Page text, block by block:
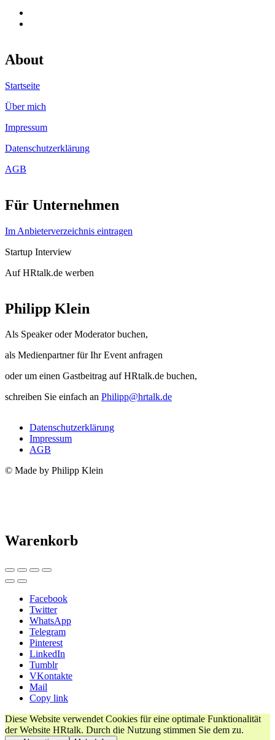
About
Startseite
Über mich
Impressum
Datenschutzerklärung
AGB
Für Unternehmen
Im Anbieterverzeichnis eintragen
Startup Interview
Auf HRtalk.de werben
Philipp Klein
Als Speaker oder Moderator buchen,
als Medienpartner für Ihr Event anfragen
oder um einen Gastbeitrag auf HRtalk.de buchen,
schreiben Sie einfach an Philipp@hrtalk.de
Datenschutzerklärung
Impressum
AGB
© Made by Philipp Klein
Warenkorb
Facebook
Twitter
WhatsApp
Telegram
Pinterest
LinkedIn
Tumblr
VKontakte
Mail
Copy link
Diese Website verwendet Cookies für eine optimale Funktionalität
der Website HRtalk. Durch die Nutzung stimmen Sie dem zu.